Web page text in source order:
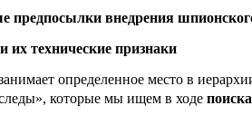
предпосылки внедрения
их технические признаки
определенное место в
которые мы ищем в ходе